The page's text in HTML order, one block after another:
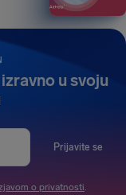
u svoju
Prijavite se
o privatnosti.